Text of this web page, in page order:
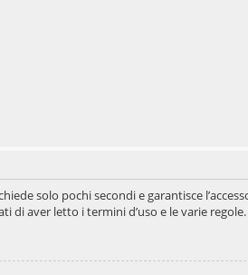
solo pochi secondi e garantisce
di aver letto i termini d’uso e le varie regole.